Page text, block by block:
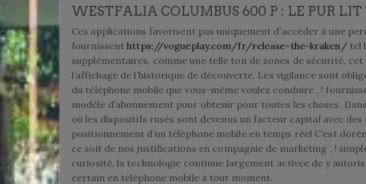
WESTFALIA COLUMBUS 600 P : LE PUR LIT
Ces applications favorisent pas uniquement d’accéder à une
fournissenthttps://vogueplay.com/fr/release-the-kraken/tel
supplémentaires, comme une telle ton de zones de sécurité,
l’affichage de l’historique de découverte. Les vigilance sont
du téléphone mobile que vous-même voulez conduire , !
modèle d’abonnement pour obtenir pour toutes les choses.
où les dispositifs rusés sont devenus un facteur capital avec
positionnement d’un téléphone mobile en temps réel C’est
ce soit de nos justifications en compagnie de marketing , !
curiosité, la technologie continue largement activée de y
certain en téléphone mobile à tout moment.